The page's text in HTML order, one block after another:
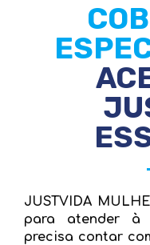
JUSTVIDA
para atender à
precisa contar